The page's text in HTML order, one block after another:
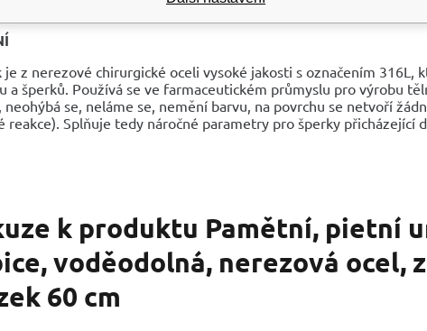
esenciálních olejů a jedinečných zpráv, což z něj dělá ten nejlepší
je z nerezové chirurgické oceli vysoké jakosti s označením 316L,
a šperků. Používá se ve farmaceutickém průmyslu pro výrobu
neohýbá se, neláme se, nemění barvu, na povrchu se netvoří
reakce). Splňuje tedy náročné parametry pro šperky přicházející
k produktu Pamětní, pietní
voděodolná, nerezová ocel,
60 cm